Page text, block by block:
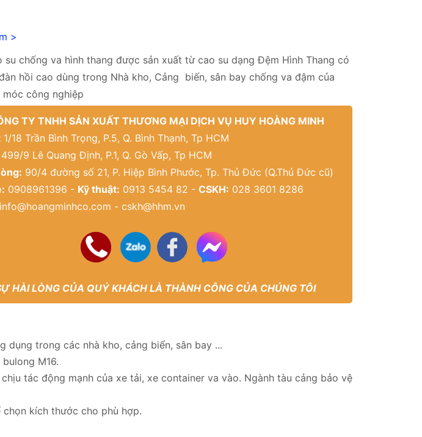
>
su chống va hình thang được sản xuất từ cao su dạng Đệm Hình Thang có
hồi cao dùng trong Nhà kho, Cảng biến, sân bay chống va đậm của
móc công nghiệp
TY TNHH SẢN XUẤT THƯƠNG MẠI DỊCH VỤ HUY HOÀNG MINH
1/18 Trần Bình Trọng, P.5, Q. Bình Thạnh, Tp HCM
499/9 Lê Quang Định, P.1, Q. Gò Vấp, Tp HCM
90/4 đường số 21, P. Hiệp Bình Phước, Tp. Thủ Đức (Q.Thủ Đức cũ)
0908961396 - Kỹ thuật: 0913 5454 82 - CSKH: 028 3601 8286
info@hoangminhco.com - cskh@hhm.vn
HÀI LÒNG CỦA QUÝ KHÁCH LÀ THÀNH CÔNG CỦA CHÚNG TÔI
trong các nhà kho, cảng biển, sân bay ...
M16.
tác động mạnh của xe tải, xe container va vào. Ngành tàu cảng bảo vệ
kích thước cho phù hợp.